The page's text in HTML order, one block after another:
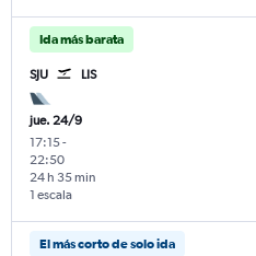
Ida más barata
SJU LIS
jue. 24/9
17:15-
22:50
1 escala
24 h 35 min
El más corto de solo ida